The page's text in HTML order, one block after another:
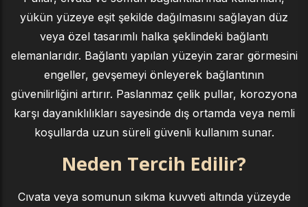
yükün yüzeye eşit şekilde dağılmasını sağlayan düz
veya özel tasarımlı halka şeklindeki bağlantı
elemanlarıdır. Bağlantı yapılan yüzeyin zarar görmesini
engeller, gevşemeyi önleyerek bağlantının
güvenilirliğini artırır. Paslanmaz çelik pullar, korozyona
karşı dayanıklılıkları sayesinde dış ortamda veya nemli
koşullarda uzun süreli güvenli kullanım sunar.
Neden Tercih Edilir?
Cıvata veya somunun sıkma kuvveti altında yüzeyde